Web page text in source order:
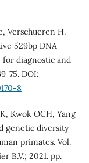
Verschueren H.
529bp DNA
for diagnostic and
75. DOI:
8
Kwok OCH, Yang
genetic diversity
primates. Vol.
B.V.; 2021. pp.